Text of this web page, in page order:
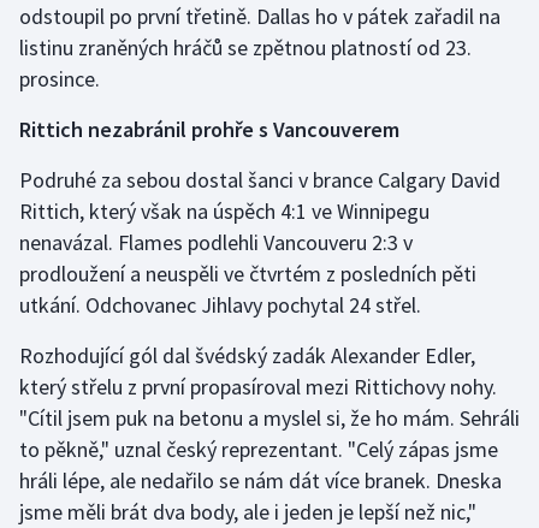
odstoupil po první třetině. Dallas ho v pátek zařadil na
listinu zraněných hráčů se zpětnou platností od 23.
prosince.
Rittich nezabránil prohře s Vancouverem
Podruhé za sebou dostal šanci v brance Calgary David
Rittich, který však na úspěch 4:1 ve Winnipegu
nenavázal. Flames podlehli Vancouveru 2:3 v
prodloužení a neuspěli ve čtvrtém z posledních pěti
utkání. Odchovanec Jihlavy pochytal 24 střel.
Rozhodující gól dal švédský zadák Alexander Edler,
který střelu z první propasíroval mezi Rittichovy nohy.
"Cítil jsem puk na betonu a myslel si, že ho mám. Sehráli
to pěkně," uznal český reprezentant. "Celý zápas jsme
hráli lépe, ale nedařilo se nám dát více branek. Dneska
jsme měli brát dva body, ale i jeden je lepší než nic,"